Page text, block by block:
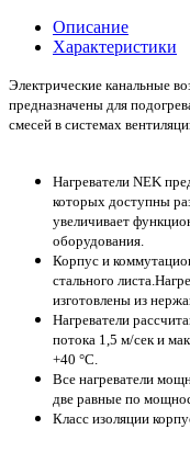
Описание
Характеристики
Электрические канальные
предназначены для
смесей в системах
Нагреватели NEK
которых доступны
увеличивает
оборудования.
Корпус и
стального
изготовлены из
Нагреватели
потока 1,5 м/сек и
+40 °С.
Все нагреватели
две равные по
Класс изоляции